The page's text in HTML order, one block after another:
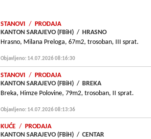
STANOVI / PRODAJA
KANTON SARAJEVO (FBiH) / HRASNO
Hrasno, Milana Preloga, 67m2, trosoban, III sprat.
Objavljeno: 14.07.2026 08:16:30
STANOVI / PRODAJA
KANTON SARAJEVO (FBiH) / BREKA
Breka, Himze Polovine, 79m2, trosoban, II sprat.
Objavljeno: 14.07.2026 08:13:36
KUĆE / PRODAJA
KANTON SARAJEVO (FBiH) / CENTAR